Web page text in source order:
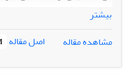
تشخیص تغییرات ایجاد شده در
نمودارهای کنترل تطبیقی
برای کشف تغییرات کوچک توسعه
تطبیقی فاصله نمونه گیری
کنترل ماکسیممِ میانگین
بیشتر
مشاهده مقاله
اصل مقاله